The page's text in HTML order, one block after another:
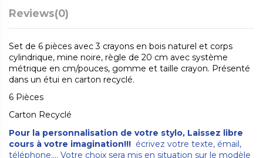
Reviews(0)
Set de 6 pièces avec 3 crayons en bois naturel et corps
cylindrique, mine noire, règle de 20 cm avec système
métrique en cm/pouces, gomme et taille crayon. Présenté
dans un étui en carton recyclé.
6 Pièces
Carton Recyclé
Pour la personnalisation de votre stylo, Laissez libre
cours à votre imagination!!! écrivez votre texte, émail,
téléphone.... Votre choix sera mis en situation sur le modèle